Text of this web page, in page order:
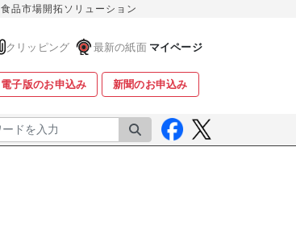
食品市場開拓ソリューション
クリッピング 最新の紙面 マイページ
電子版のお申込み 新聞のお申込み
検索